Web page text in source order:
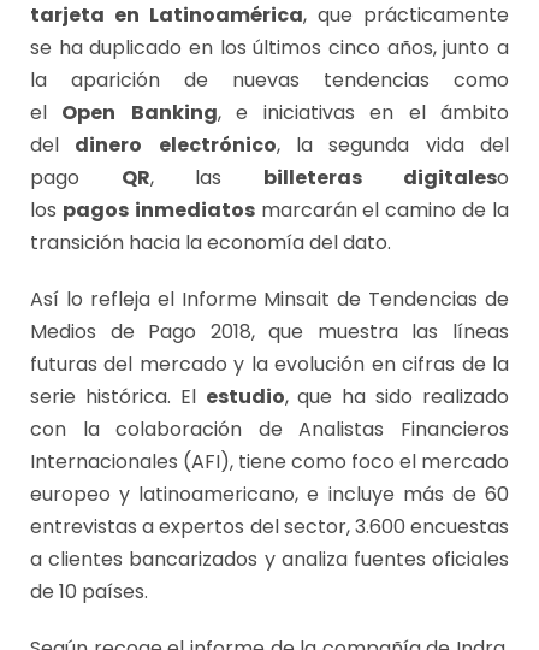
tarjeta en Latinoamérica, que prácticamente
se ha duplicado en los últimos cinco años, junto a
la aparición de nuevas tendencias como
el Open Banking, e iniciativas en el ámbito
del dinero electrónico, la segunda vida del
pago QR, las billeteras digitaleso
los pagos inmediatosmarcarán el camino de la
transición hacia la economía del dato.
Así lo refleja el Informe Minsait de Tendencias de
Medios de Pago 2018, que muestra las líneas
futuras del mercado y la evolución en cifras de la
serie histórica. El estudio, que ha sido realizado
con la colaboración de Analistas Financieros
Internacionales (AFI), tiene como foco el mercado
europeo y latinoamericano, e incluye más de 60
entrevistas a expertos del sector, 3.600 encuestas
a clientes bancarizados y analiza fuentes oficiales
de 10 países.